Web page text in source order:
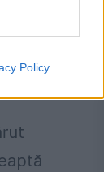
Policy
se